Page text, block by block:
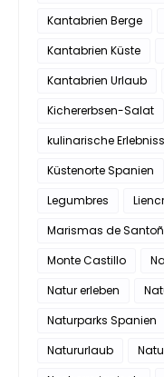
Kantabrien Berge
Kantabrien Küste
Kantabrien Urlaub
Kichererbsen-Salat
kulinarische
Küstenorte Spanien
Legumbres
Marismas de
Monte Castillo
Natur erleben
Naturparks Spanien
Natururlaub